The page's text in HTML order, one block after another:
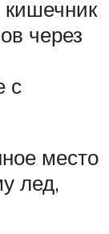
через
с
место
лед,